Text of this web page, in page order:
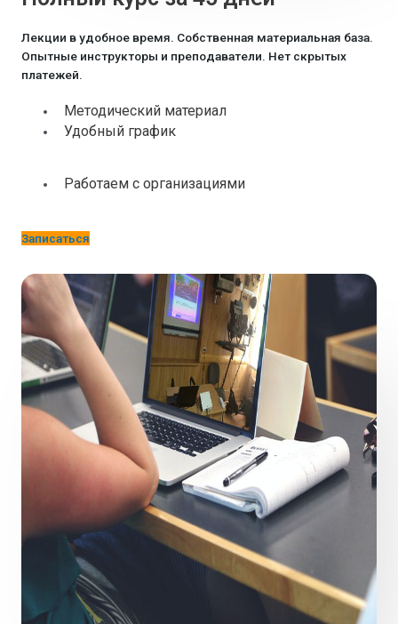
Лекции в удобное время. Собственная материальная база.
Опытные инструкторы и преподаватели. Нет скрытых
платежей.
Методический материал
Удобный график
Работаем с организациями
Записаться